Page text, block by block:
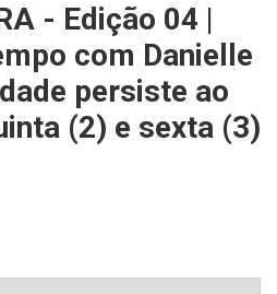
- Edição 04 |
com Danielle
persiste ao
(2) e sexta (3)